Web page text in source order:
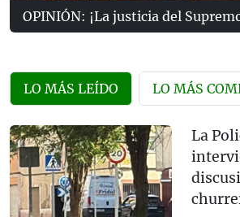
OPINIÓN: ¡La justicia del
LO MÁS LEÍDO LO MÁS
La